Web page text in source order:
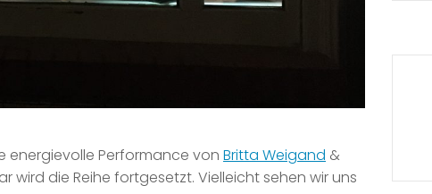
energievolle Performance von Britta Weigand &
wird die Reihe fortgesetzt. Vielleicht sehen wir uns